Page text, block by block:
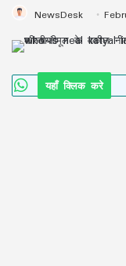
NewsDesk
यहाँ क्लिक करे